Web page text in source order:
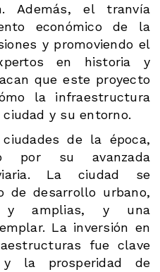
Además, el tranvía
económico de la
y promoviendo el
en historia y
que este proyecto
la infraestructura
y su entorno.
de la época,
por su avanzada
La ciudad se
de desarrollo urbano,
y amplias, y una
La inversión en
fue clave
la prosperidad de